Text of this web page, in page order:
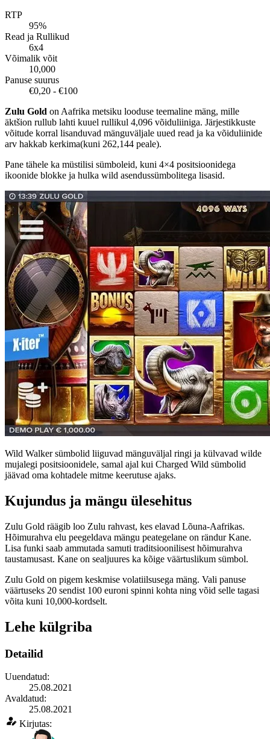
RTP
95%
Read ja Rullikud
6x4
Võimalik võit
10,000
Panuse suurus
€0,20 - €100
Zulu Gold on Aafrika metsiku looduse teemaline mäng, mille
äktšion rullub lahti kuuel rullikul 4,096 võiduliiniga. Järjestikkuste
võitude korral lisanduvad mänguväljale uued read ja ka võiduliinide
arv hakkab kerkima(kuni 262,144 peale).
Pane tähele ka müstilisi sümboleid, kuni 4×4 positsioonidega
ikoonide blokke ja hulka wild asendussümbolitega lisasid.
Wild Walker sümbolid liiguvad mänguväljal ringi ja külvavad wilde
mujalegi positsioonidele, samal ajal kui Charged Wild sümbolid
jäävad oma kohtadele mitme keerutuse ajaks.
Kujundus ja mängu ülesehitus
Zulu Gold räägib loo Zulu rahvast, kes elavad Lõuna-Aafrikas.
Hõimurahva elu peegeldava mängu peategelane on rändur Kane.
Lisa funki saab ammutada samuti traditsioonilisest hõimurahva
taustamusast. Kane on sealjuures ka kõige väärtuslikum sümbol.
Zulu Gold on pigem keskmise volatiilsusega mäng. Vali panuse
väärtuseks 20 sendist 100 euroni spinni kohta ning võid selle tagasi
võita kuni 10,000-kordselt.
Lehe külgriba
Detailid
Uuendatud:
25.08.2021
Avaldatud:
25.08.2021
Kirjutas: